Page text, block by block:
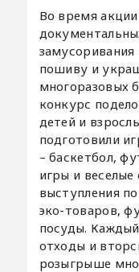
Во время акции
пошиву и
многоразовых
конкурс
детей и
подготовили
– баскетбол,
игры и
выступления
эко-товаров,
посуды.
отходы и
розыгрыше